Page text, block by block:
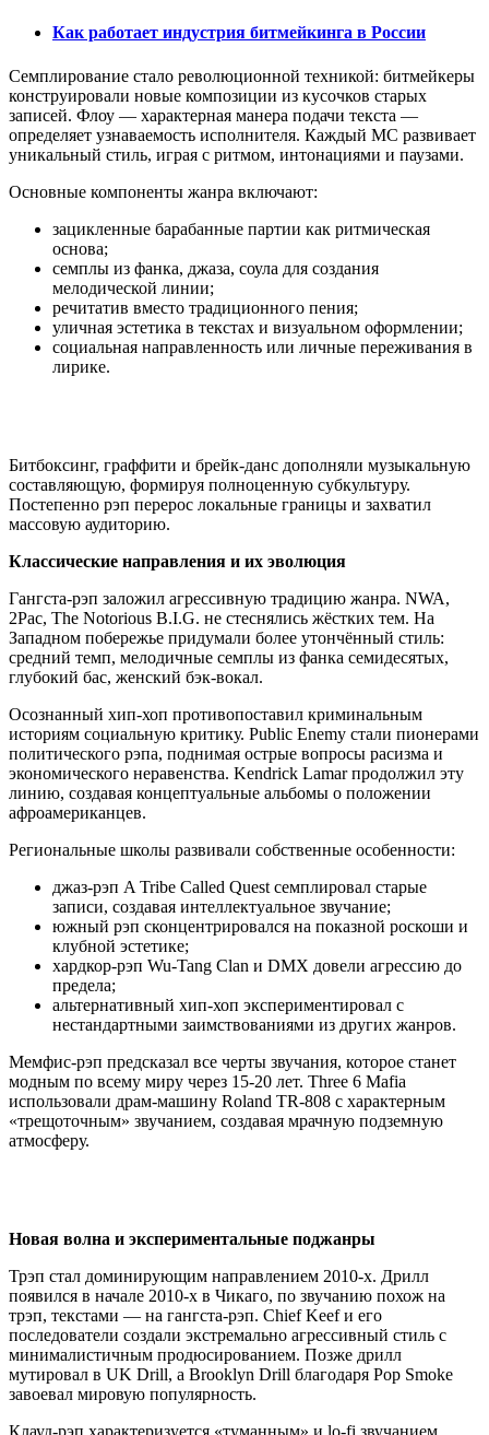
Как работает индустрия битмейкинга в России
Семплирование стало революционной техникой: битмейкеры
конструировали новые композиции из кусочков старых
записей. Флоу — характерная манера подачи текста —
определяет узнаваемость исполнителя. Каждый MC развивает
уникальный стиль, играя с ритмом, интонациями и паузами.
Основные компоненты жанра включают:
зацикленные барабанные партии как ритмическая
основа;
семплы из фанка, джаза, соула для создания
мелодической линии;
речитатив вместо традиционного пения;
уличная эстетика в текстах и визуальном оформлении;
социальная направленность или личные переживания в
лирике.
Битбоксинг, граффити и брейк-данс дополняли музыкальную
составляющую, формируя полноценную субкультуру.
Постепенно рэп перерос локальные границы и захватил
массовую аудиторию.
Классические направления и их эволюция
Гангста-рэп заложил агрессивную традицию жанра. NWA,
2Pac, The Notorious B.I.G. не стеснялись жёстких тем. На
Западном побережье придумали более утончённый стиль:
средний темп, мелодичные семплы из фанка семидесятых,
глубокий бас, женский бэк-вокал.
Осознанный хип-хоп противопоставил криминальным
историям социальную критику. Public Enemy стали пионерами
политического рэпа, поднимая острые вопросы расизма и
экономического неравенства. Kendrick Lamar продолжил эту
линию, создавая концептуальные альбомы о положении
афроамериканцев.
Региональные школы развивали собственные особенности:
джаз-рэп A Tribe Called Quest семплировал старые
записи, создавая интеллектуальное звучание;
южный рэп сконцентрировался на показной роскоши и
клубной эстетике;
хардкор-рэп Wu-Tang Clan и DMX довели агрессию до
предела;
альтернативный хип-хоп экспериментировал с
нестандартными заимствованиями из других жанров.
Мемфис-рэп предсказал все черты звучания, которое станет
модным по всему миру через 15-20 лет. Three 6 Mafia
использовали драм-машину Roland TR-808 с характерным
«трещоточным» звучанием, создавая мрачную подземную
атмосферу.
Новая волна и экспериментальные поджанры
Трэп стал доминирующим направлением 2010-х. Дрилл
появился в начале 2010-х в Чикаго, по звучанию похож на
трэп, текстами — на гангста-рэп. Chief Keef и его
последователи создали экстремально агрессивный стиль с
минималистичным продюсированием. Позже дрилл
мутировал в UK Drill, а Brooklyn Drill благодаря Pop Smoke
завоевал мировую популярность.
Клауд-рэп характеризуется «туманным» и lo-fi звучанием.